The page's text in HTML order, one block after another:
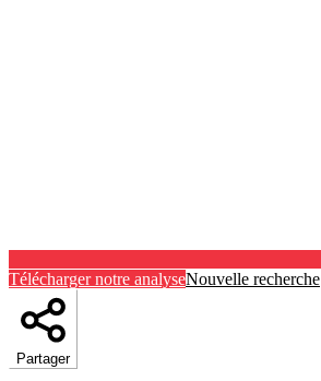
Télécharger notre analyseNouvelle recherche
Partager